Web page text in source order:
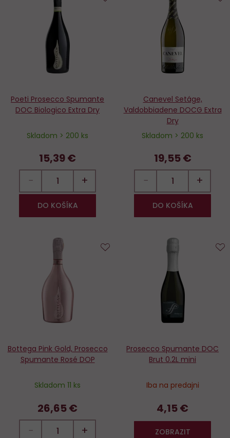
Poeti Prosecco Spumante
DOC Biologico Extra Dry
Skladom > 200 ks
15,39 €
− +
DO KOŠÍKA
Canevel Setáge,
Valdobbiadene DOCG Extra
Dry
Skladom > 200 ks
19,55 €
− +
DO KOŠÍKA
Bottega Pink Gold, Prosecco
Spumante Rosé DOP
Skladom 11 ks
26,65 €
− +
Prosecco Spumante DOC
Brut 0.2L mini
Iba na predajni
4,15 €
ZOBRAZIT